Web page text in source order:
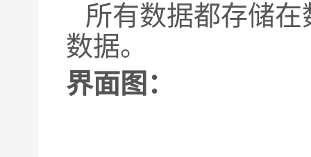
所有数据都存储
数据。
界面图：